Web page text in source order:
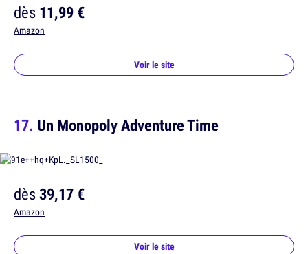
dès11,99 €
Amazon
Voir le site
Un Monopoly Adventure Time
dès39,17 €
Amazon
Voir le site